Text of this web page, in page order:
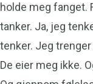
holde meg fanget.
tanker. Ja, jeg
tenker. Jeg
De eier meg ikke.